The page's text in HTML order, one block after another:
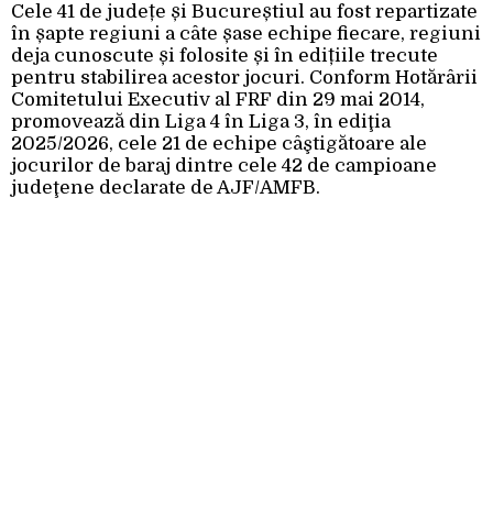
Cele 41 de județe și Bucureștiul au fost repartizate
în șapte regiuni a câte șase echipe fiecare, regiuni
deja cunoscute și folosite și în edițiile trecute
pentru stabilirea acestor jocuri. Conform Hotărârii
Comitetului Executiv al FRF din 29 mai 2014,
promovează din Liga 4 în Liga 3, în ediţia
2025/2026, cele 21 de echipe câştigătoare ale
jocurilor de baraj dintre cele 42 de campioane
judeţene declarate de AJF/AMFB.